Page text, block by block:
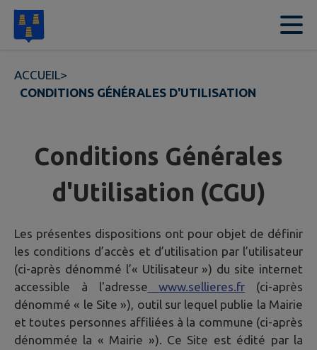
Contenu
ACCUEIL>
CONDITIONS GÉNÉRALES D'UTILISATION
Conditions Générales
d'Utilisation (CGU)
Les présentes dispositions ont pour objet de définir
les conditions d’accès et d’utilisation par l’utilisateur
(ci-après dénommé l’« Utilisateur ») du site internet
accessible à l'adresse
www.sellieres.fr
(ci-après
dénommé « le Site »), outil sur lequel publie la Mairie
et toutes personnes affiliées à la commune (ci-après
dénommée la « Mairie »). Ce Site est édité par la